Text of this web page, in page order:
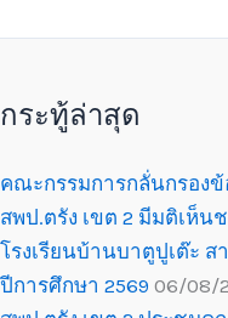
กระทู้ล่าสุด
คณะกรรมการกลั่นกรอง
สพป.ตรัง เขต 2 มีมติเห็
โรงเรียนบ้านบาตูปูเต๊ะ
ปีการศึกษา 2569 06/08/